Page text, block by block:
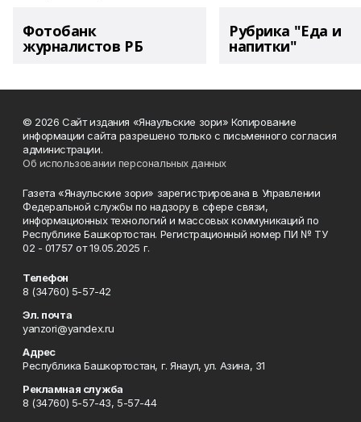
Фотобанк
журналистов РБ
Рубрика "Еда и
напитки"
© 2026 Сайт издания «Янаульские зори» Копирование
информации сайта разрешено только с письменного согласия
администрации.
Об использовании персональных данных
Газета «Янаульские зори» зарегистрирована в Управлении
Федеральной службы по надзору в сфере связи,
информационных технологий и массовых коммуникаций по
Республике Башкортостан. Регистрационный номер ПИ № ТУ
02 - 01757 от 19.05.2025 г.
Телефон
8 (34760) 5-57-42
Эл. почта
yanzori@yandex.ru
Адрес
Республика Башкортостан, г. Янаул, ул. Азина, 31
Рекламная служба
8 (34760) 5-57-43, 5-57-44